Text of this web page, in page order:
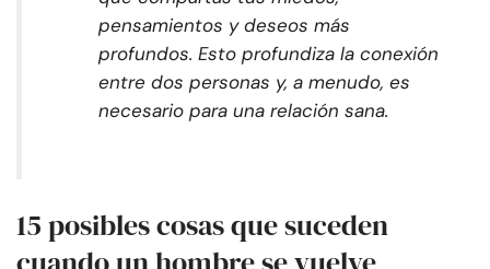
pensamientos y deseos más
profundos. Esto profundiza la conexión
entre dos personas y, a menudo, es
necesario para una relación sana.
15 posibles cosas que suceden